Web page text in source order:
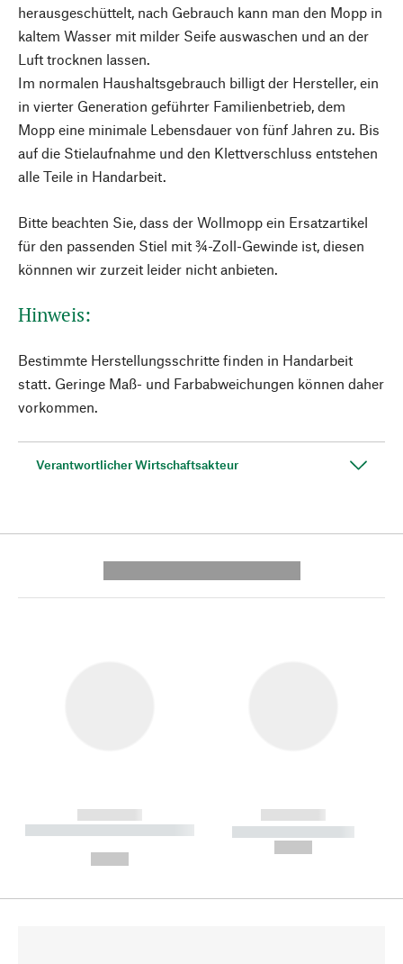
herausgeschüttelt, nach Gebrauch kann man den Mopp in
kaltem Wasser mit milder Seife auswaschen und an der
Luft trocknen lassen.
Im normalen Haushaltsgebrauch billigt der Hersteller, ein
in vierter Generation geführter Familienbetrieb, dem
Mopp eine minimale Lebensdauer von fünf Jahren zu. Bis
auf die Stielaufnahme und den Klettverschluss entstehen
alle Teile in Handarbeit.
Bitte beachten Sie, dass der Wollmopp ein Ersatzartikel
für den passenden Stiel mit ¾-Zoll-Gewinde ist, diesen
könnnen wir zurzeit leider nicht anbieten.
Hinweis:
Bestimmte Herstellungsschritte finden in Handarbeit
statt. Geringe Maß- und Farbabweichungen können daher
vorkommen.
Verantwortlicher Wirtschaftsakteur
------------
----------- ----------- --------
------------
----------- -----------